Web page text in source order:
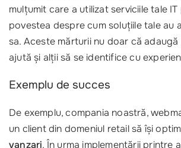
mulțumit care a utilizat serviciile tale
povestea despre cum soluțiile tale au
sa. Aceste mărturii nu doar că
ajută și alții să se identifice cu
Exemplu de succes
De exemplu, compania noastră,
un client din domeniul retail să își
vanzari. În urma implementării printre